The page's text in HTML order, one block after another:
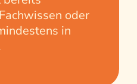
oder
in